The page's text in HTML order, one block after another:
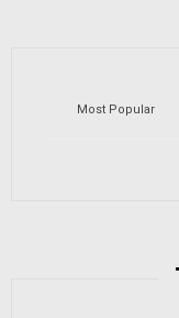
Most Popular